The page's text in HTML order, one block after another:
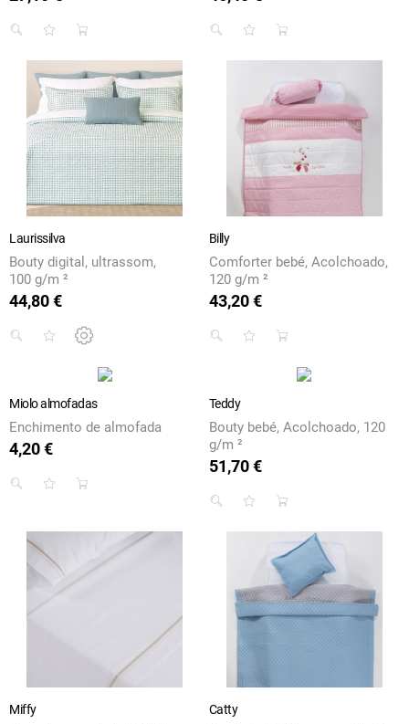
Laurissilva
Bouty digital, ultrassom,
100 g/m ²
Preço
44,80 €
Billy
Comforter bebé, Acolchoado,
120 g/m ²
Preço
43,20 €
Miolo almofadas
Enchimento de almofada
Preço
4,20 €
Teddy
Bouty bebé, Acolchoado, 120
g/m ²
Preço
51,70 €
Miffy Catty